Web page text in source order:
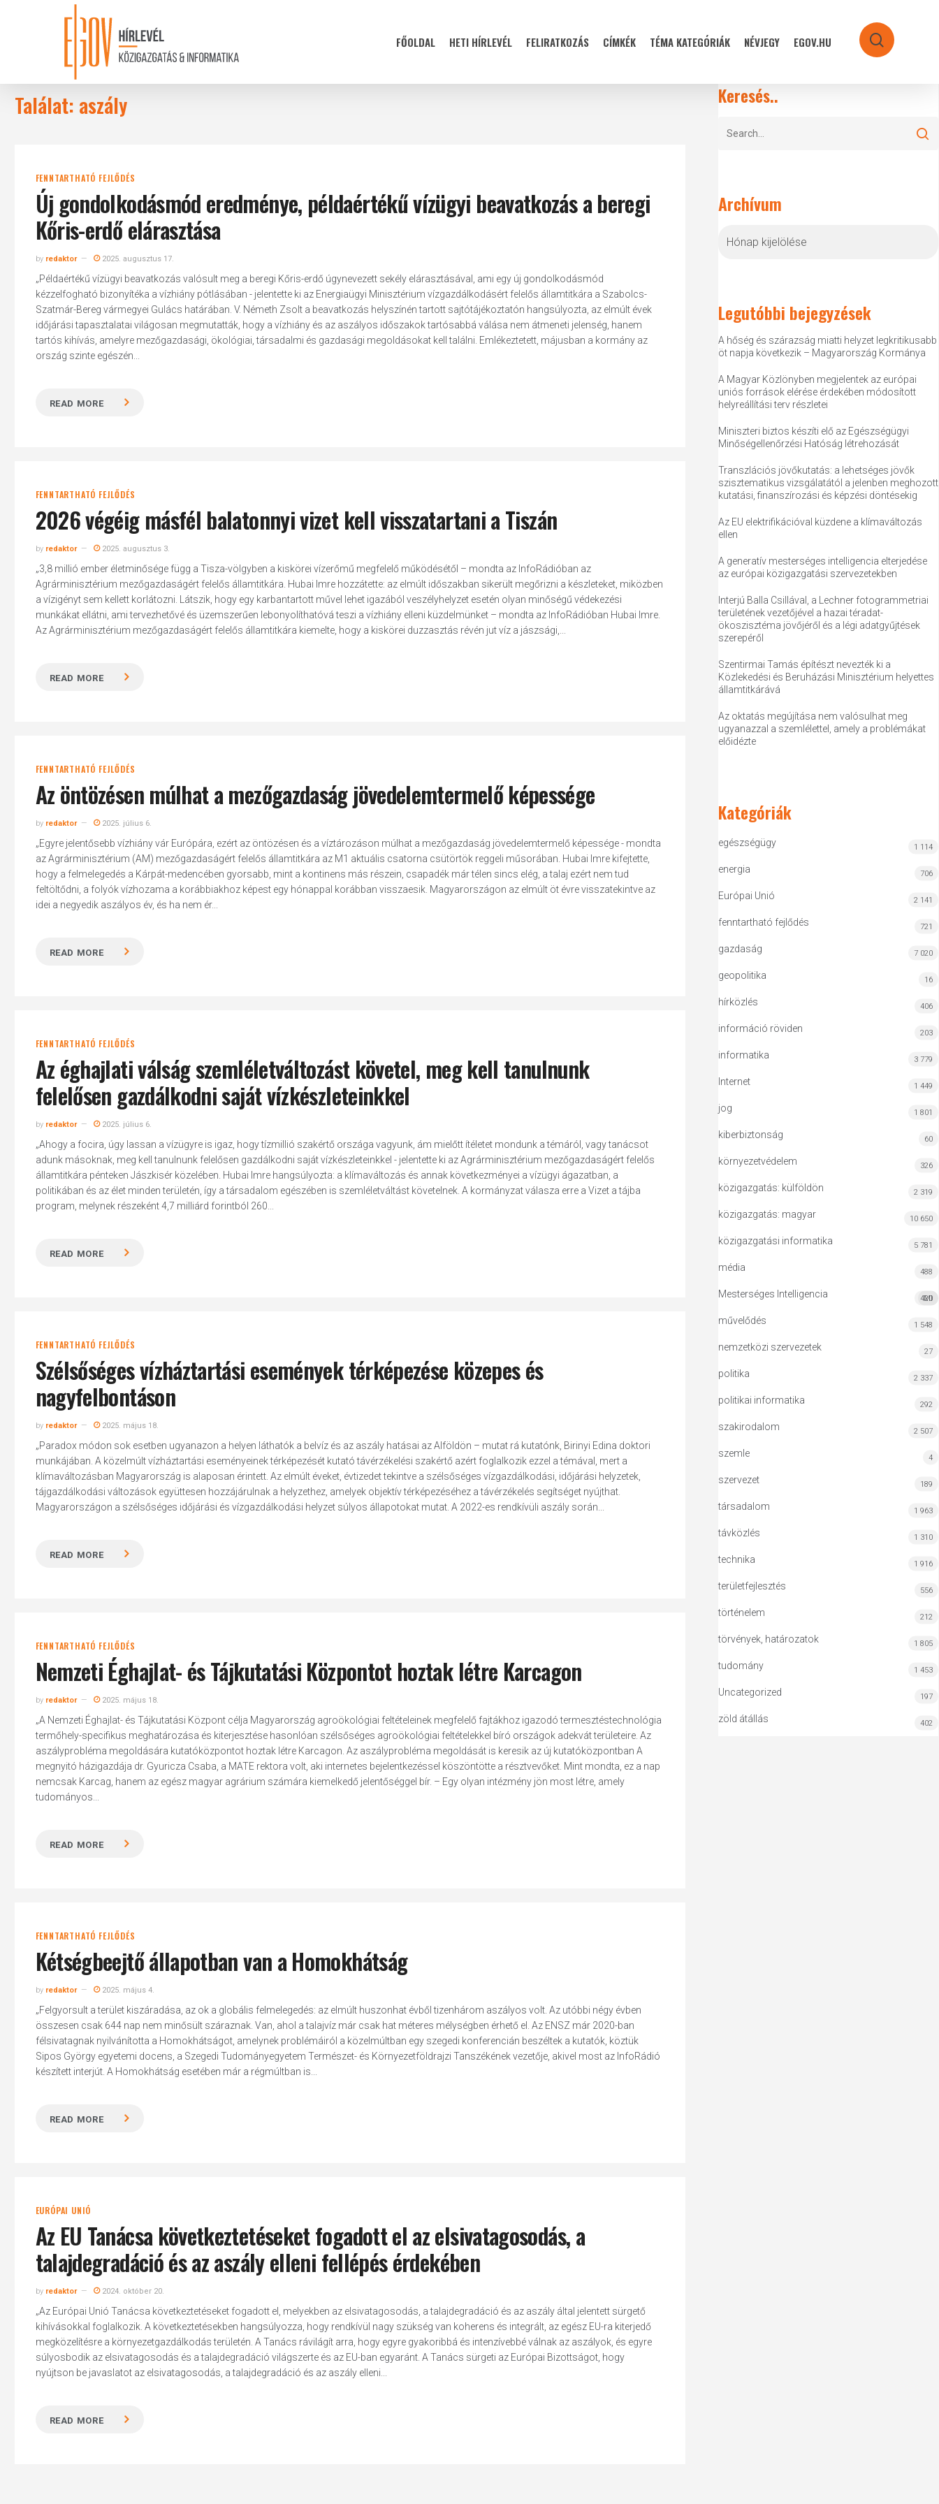
Hit enter to search or ESC to close
FŐOLDAL HETI HÍRLEVÉL FELIRATKOZÁS CÍMKÉK TÉMA KATEGÓRIÁK NÉVJEGY EGOV.HU search
Találat: aszály
FENNTARTHATÓ FEJLŐDÉS
Új gondolkodásmód eredménye, példaértékű vízügyi beavatkozás a beregi
Kőris-erdő elárasztása
by redaktor 2025. augusztus 17.
„Példaértékű vízügyi beavatkozás valósult meg a beregi Kőris-erdő úgynevezett sekély elárasztásával, ami egy új gondolkodásmód
kézzelfogható bizonyítéka a vízhiány pótlásában - jelentette ki az Energiaügyi Minisztérium vízgazdálkodásért felelős államtitkára a Szabolcs-
Szatmár-Bereg vármegyei Gulács határában. V. Németh Zsolt a beavatkozás helyszínén tartott sajtótájékoztatón hangsúlyozta, az elmúlt évek
időjárási tapasztalatai világosan megmutatták, hogy a vízhiány és az aszályos időszakok tartósabbá válása nem átmeneti jelenség, hanem
tartós kihívás, amelyre mezőgazdasági, ökológiai, társadalmi és gazdasági megoldásokat kell találni. Emlékeztetett, májusban a kormány az
ország szinte egészén...
READ MORE
FENNTARTHATÓ FEJLŐDÉS
2026 végéig másfél balatonnyi vizet kell visszatartani a Tiszán
by redaktor 2025. augusztus 3.
„3,8 millió ember életminősége függ a Tisza-völgyben a kiskörei vízerőmű megfelelő működésétől – mondta az InfoRádióban az
Agrárminisztérium mezőgazdaságért felelős államtitkára. Hubai Imre hozzátette: az elmúlt időszakban sikerült megőrizni a készleteket, miközben
a vízigényt sem kellett korlátozni. Látszik, hogy egy karbantartott művel lehet igazából veszélyhelyzet esetén olyan minőségű védekezési
munkákat ellátni, ami tervezhetővé és üzemszerűen lebonyolíthatóvá teszi a vízhiány elleni küzdelmünket – mondta az InfoRádióban Hubai Imre.
Az Agrárminisztérium mezőgazdaságért felelős államtitkára kiemelte, hogy a kiskörei duzzasztás révén jut víz a jászsági,...
READ MORE
FENNTARTHATÓ FEJLŐDÉS
Az öntözésen múlhat a mezőgazdaság jövedelemtermelő képessége
by redaktor 2025. július 6.
„Egyre jelentősebb vízhiány vár Európára, ezért az öntözésen és a víztározáson múlhat a mezőgazdaság jövedelemtermelő képessége - mondta
az Agrárminisztérium (AM) mezőgazdaságért felelős államtitkára az M1 aktuális csatorna csütörtök reggeli műsorában. Hubai Imre kifejtette,
hogy a felmelegedés a Kárpát-medencében gyorsabb, mint a kontinens más részein, csapadék már télen sincs elég, a talaj ezért nem tud
feltöltődni, a folyók vízhozama a korábbiakhoz képest egy hónappal korábban visszaesik. Magyarországon az elmúlt öt évre visszatekintve az
idei a negyedik aszályos év, és ha nem ér...
READ MORE
FENNTARTHATÓ FEJLŐDÉS
Az éghajlati válság szemléletváltozást követel, meg kell tanulnunk
felelősen gazdálkodni saját vízkészleteinkkel
by redaktor 2025. július 6.
„Ahogy a focira, úgy lassan a vízügyre is igaz, hogy tízmillió szakértő országa vagyunk, ám mielőtt ítéletet mondunk a témáról, vagy tanácsot
adunk másoknak, meg kell tanulnunk felelősen gazdálkodni saját vízkészleteinkkel - jelentette ki az Agrárminisztérium mezőgazdaságért felelős
államtitkára pénteken Jászkisér közelében. Hubai Imre hangsúlyozta: a klímaváltozás és annak következményei a vízügyi ágazatban, a
politikában és az élet minden területén, így a társadalom egészében is szemléletváltást követelnek. A kormányzat válasza erre a Vizet a tájba
program, melynek részeként 4,7 milliárd forintból 260...
READ MORE
FENNTARTHATÓ FEJLŐDÉS
Szélsőséges vízháztartási események térképezése közepes és
nagyfelbontáson
by redaktor 2025. május 18.
„Paradox módon sok esetben ugyanazon a helyen láthatók a belvíz és az aszály hatásai az Alföldön – mutat rá kutatónk, Birinyi Edina doktori
munkájában. A közelmúlt vízháztartási eseményeinek térképezését kutató távérzékelési szakértő azért foglalkozik ezzel a témával, mert a
klímaváltozásban Magyarország is alaposan érintett. Az elmúlt éveket, évtizedet tekintve a szélsőséges vízgazdálkodási, időjárási helyzetek,
tájgazdálkodási változások együttesen hozzájárulnak a helyzethez, amelyek objektív térképezéséhez a távérzékelés segítséget nyújthat.
Magyarországon a szélsőséges időjárási és vízgazdálkodási helyzet súlyos állapotokat mutat. A 2022-es rendkívüli aszály során...
READ MORE
FENNTARTHATÓ FEJLŐDÉS
Nemzeti Éghajlat- és Tájkutatási Központot hoztak létre Karcagon
by redaktor 2025. május 18.
„A Nemzeti Éghajlat- és Tájkutatási Központ célja Magyarország agroökológiai feltételeinek megfelelő fajtákhoz igazodó termesztéstechnológia
termőhely-specifikus meghatározása és kiterjesztése hasonlóan szélsőséges agroökológiai feltételekkel bíró országok adekvát területeire. Az
aszályprobléma megoldására kutatóközpontot hoztak létre Karcagon. Az aszályprobléma megoldását is keresik az új kutatóközpontban A
megnyitó házigazdája dr. Gyuricza Csaba, a MATE rektora volt, aki internetes bejelentkezéssel köszöntötte a résztvevőket. Mint mondta, ez a nap
nemcsak Karcag, hanem az egész magyar agrárium számára kiemelkedő jelentőséggel bír. – Egy olyan intézmény jön most létre, amely
tudományos...
READ MORE
FENNTARTHATÓ FEJLŐDÉS
Kétségbeejtő állapotban van a Homokhátság
by redaktor 2025. május 4.
„Felgyorsult a terület kiszáradása, az ok a globális felmelegedés: az elmúlt huszonhat évből tizenhárom aszályos volt. Az utóbbi négy évben
összesen csak 644 nap nem minősült száraznak. Van, ahol a talajvíz már csak hat méteres mélységben érhető el. Az ENSZ már 2020-ban
félsivatagnak nyilvánította a Homokhátságot, amelynek problémáiról a közelmúltban egy szegedi konferencián beszéltek a kutatók, köztük
Sipos György egyetemi docens, a Szegedi Tudományegyetem Természet- és Környezetföldrajzi Tanszékének vezetője, akivel most az InfoRádió
készített interjút. A Homokhátság esetében már a régmúltban is...
READ MORE
EURÓPAI UNIÓ
Az EU Tanácsa következtetéseket fogadott el az elsivatagosodás, a
talajdegradáció és az aszály elleni fellépés érdekében
by redaktor 2024. október 20.
„Az Európai Unió Tanácsa következtetéseket fogadott el, melyekben az elsivatagosodás, a talajdegradáció és az aszály által jelentett sürgető
kihívásokkal foglalkozik. A következtetésekben hangsúlyozza, hogy rendkívül nagy szükség van koherens és integrált, az egész EU-ra kiterjedő
megközelítésre a környezetgazdálkodás területén. A Tanács rávilágít arra, hogy egyre gyakoribbá és intenzívebbé válnak az aszályok, és egyre
súlyosbodik az elsivatagosodás és a talajdegradáció világszerte és az EU-ban egyaránt. A Tanács sürgeti az Európai Bizottságot, hogy
nyújtson be javaslatot az elsivatagosodás, a talajdegradáció és az aszály elleni...
READ MORE
Keresés..
Archívum
Legutóbbi bejegyzések
A hőség és szárazság miatti helyzet legkritikusabb
öt napja következik – Magyarország Kormánya
A Magyar Közlönyben megjelentek az európai
uniós források elérése érdekében módosított
helyreállítási terv részletei
Miniszteri biztos készíti elő az Egészségügyi
Minőségellenőrzési Hatóság létrehozását
Transzlációs jövőkutatás: a lehetséges jövők
szisztematikus vizsgálatától a jelenben meghozott
kutatási, finanszírozási és képzési döntésekig
Az EU elektrifikációval küzdene a klímaváltozás
ellen
A generatív mesterséges intelligencia elterjedése
az európai közigazgatási szervezetekben
Interjú Balla Csillával, a Lechner fotogrammetriai
területének vezetőjével a hazai téradat-
ökoszisztéma jövőjéről és a légi adatgyűjtések
szerepéről
Szentirmai Tamás építészt nevezték ki a
Közlekedési és Beruházási Minisztérium helyettes
államtitkárává
Az oktatás megújítása nem valósulhat meg
ugyanazzal a szemlélettel, amely a problémákat
előidézte
Kategóriák
egészségügy 1 114
energia 706
Európai Unió 2 141
fenntartható fejlődés 721
gazdaság 7 020
geopolitika 16
hírközlés 406
információ röviden 203
informatika 3 779
Internet 1 449
jog 1 801
kiberbiztonság 60
környezetvédelem 326
közigazgatás: külföldön 2 319
közigazgatás: magyar 10 650
közigazgatási informatika 5 781
média 488
Mesterséges Intelligencia MI
420
művelődés 1 548
nemzetközi szervezetek 27
politika 2 337
politikai informatika 292
szakirodalom 2 507
szemle 4
szervezet 189
társadalom 1 963
távközlés 1 310
technika 1 916
területfejlesztés 556
történelem 212
törvények, határozatok 1 805
tudomány 1 453
Uncategorized 197
zöld átállás 402